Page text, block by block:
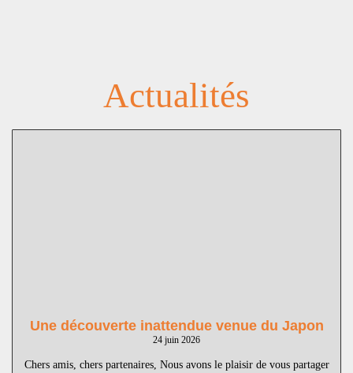
Actualités
Une découverte inattendue venue du Japon
24 juin 2026
Chers amis, chers partenaires, Nous avons le plaisir de vous partager